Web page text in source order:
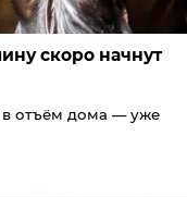
скоро начнут
в отъём дома — уже